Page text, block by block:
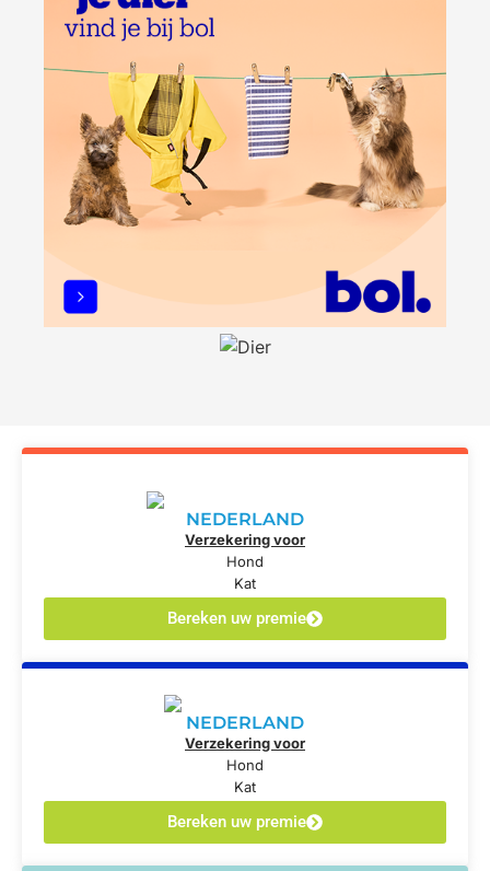
NEDERLAND
Verzekering voor
Hond
Kat
Bereken uw premie
NEDERLAND
Verzekering voor
Hond
Kat
Bereken uw premie